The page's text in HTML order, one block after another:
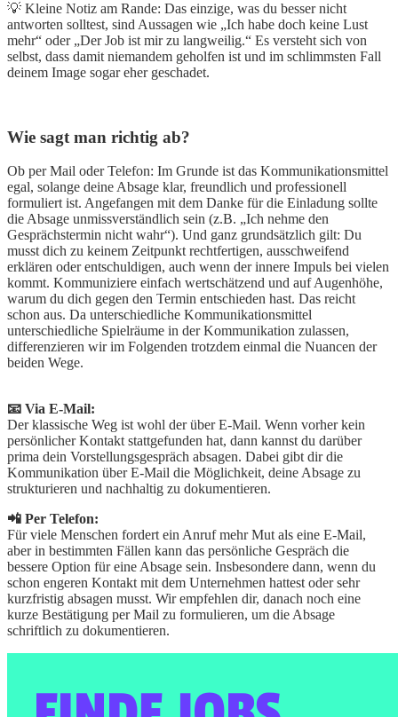
💡 Kleine Notiz am Rande: Das einzige, was du besser nicht
antworten solltest, sind Aussagen wie „Ich habe doch keine Lust
mehr“ oder „Der Job ist mir zu langweilig.“ Es versteht sich von
selbst, dass damit niemandem geholfen ist und im schlimmsten Fall
deinem Image sogar eher geschadet.
Wie sagt man richtig ab?
Ob per Mail oder Telefon: Im Grunde ist das Kommunikationsmittel
egal, solange deine Absage klar, freundlich und professionell
formuliert ist. Angefangen mit dem Danke für die Einladung sollte
die Absage unmissverständlich sein (z.B. „Ich nehme den
Gesprächstermin nicht wahr“). Und ganz grundsätzlich gilt: Du
musst dich zu keinem Zeitpunkt rechtfertigen, ausschweifend
erklären oder entschuldigen, auch wenn der innere Impuls bei vielen
kommt. Kommuniziere einfach wertschätzend und auf Augenhöhe,
warum du dich gegen den Termin entschieden hast. Das reicht
schon aus. Da unterschiedliche Kommunikationsmittel
unterschiedliche Spielräume in der Kommunikation zulassen,
differenzieren wir im Folgenden trotzdem einmal die Nuancen der
beiden Wege.
📧 Via E-Mail:
Der klassische Weg ist wohl der über E-Mail. Wenn vorher kein
persönlicher Kontakt stattgefunden hat, dann kannst du darüber
prima dein Vorstellungsgespräch absagen. Dabei gibt dir die
Kommunikation über E-Mail die Möglichkeit, deine Absage zu
strukturieren und nachhaltig zu dokumentieren.
📲 Per Telefon:
Für viele Menschen fordert ein Anruf mehr Mut als eine E-Mail,
aber in bestimmten Fällen kann das persönliche Gespräch die
bessere Option für eine Absage sein. Insbesondere dann, wenn du
schon engeren Kontakt mit dem Unternehmen hattest oder sehr
kurzfristig absagen musst. Wir empfehlen dir, danach noch eine
kurze Bestätigung per Mail zu formulieren, um die Absage
schriftlich zu dokumentieren.